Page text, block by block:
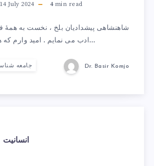
14 July 2024 4min read
شاهنشاهی پيشدادیان بلخ ، نخست به همۀ
ادب می نمایم . امید وارم که همه…
جامعه Dr. Basir Komjo
انسانیت